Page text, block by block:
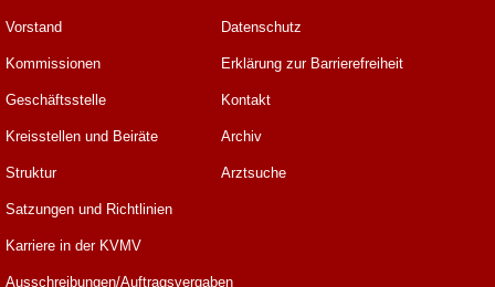
Vorstand
Kommissionen
Geschäftsstelle
Kreisstellen und Beiräte
Struktur
Satzungen und Richtlinien
Karriere in der KVMV
Ausschreibungen/Auftragsvergaben
Datenschutz
Erklärung zur Barrierefreiheit
Kontakt
Archiv
Arztsuche